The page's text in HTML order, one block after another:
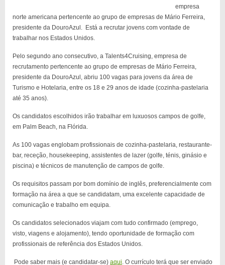
empresa
norte americana pertencente ao grupo de empresas de Mário Ferreira,
presidente da DouroAzul. Está a recrutar jovens com vontade de
trabalhar nos Estados Unidos.
Pelo segundo ano consecutivo, a Talents4Cruising, empresa de
recrutamento pertencente ao grupo de empresas de Mário Ferreira,
presidente da DouroAzul, abriu 100 vagas para jovens da área de
Turismo e Hotelaria, entre os 18 e 29 anos de idade (cozinha-pastelaria
até 35 anos).
Os candidatos escolhidos irão trabalhar em luxuosos campos de golfe,
em Palm Beach, na Flórida.
As 100 vagas englobam profissionais de cozinha-pastelaria, restaurante-
bar, receção, housekeeping, assistentes de lazer (golfe, ténis, ginásio e
piscina) e técnicos de manutenção de campos de golfe.
Os requisitos passam por bom domínio de inglês, preferencialmente com
formação na área a que se candidatam, uma excelente capacidade de
comunicação e trabalho em equipa.
Os candidatos selecionados viajam com tudo confirmado (emprego,
visto, viagens e alojamento), tendo oportunidade de formação com
profissionais de referência dos Estados Unidos.
Pode saber mais (e candidatar-se) aqui . O currículo terá que ser enviado